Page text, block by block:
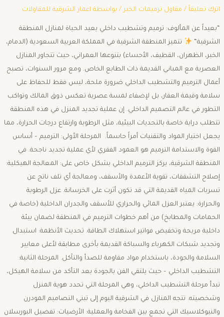
اترك تعليقاً / مقاول ترميمات الخبر / بواسطة اعمار الشرقية للمقاولات
“بعيداً عن المألوف: ترميم وتشطيب داخلي يعيد الحياة لمنازل المنطقة
الشرقية“
تتميز المنطقة الشرقية في المملكة العربية السعودية (الدمام،
الخبر، الظهران، القطيف، الأحساء) بتنوعها العمراني، حيث تتجاور المنازل
العصرية مع المباني القديمة ذات الطابع الخاص. ومع مرور السنوات، تصبح
أعمال الترميم والتشطيب الداخلي ضرورة ملحة، ليس فقط للحفاظ على
سلامة وقيمة العقار، بل لإضفاء لمسة عصرية تعكس ذوق المالك وتواكب
التطور في عالم التصميم الداخلي. ​إن عملية تجديد المنزل في هذه المنطقة
تتطلب دراية خاصة بالتحديات البيئية، مثل الرطوبة وارتفاع درجات الحرارة، مما
يجعل اختيار المواد والتقنيات أمراً حاسماً. ​ المرحلة الأولى: الترميم – أساس
القوة والاستدامة ​الترميم هو العمود الفقري لأي عملية تجديد ناجحة. في
المنطقة الشرقية، يركز الترميم الداخلي بشكل خاص على: ​المعالجة الهيكلية:
إصلاح التشققات، تقوية الأعمدة والأسقف، ومعالجة أي تلف ناتج عن
تسربات المياه القديمة التي قد تكون أثرت على الخرسانة. ​عزل الرطوبة
والحرارة: يعتبر العزل المائي والحراري للأسقف والجدران الداخلية (خاصة في
الحمامات والمطابخ) من أهم خطوات الترميم في المنطقة لضمان بيئة
داخلية مريحة وتخفيض فواتير استهلاك الطاقة. ​تحديث الأنظمة: استبدال
وتجديد شبكات الكهرباء والسباكة القديمة بأخرى مطابقة لأعلى معايير
السلامة والجودة، باستخدام مواد مقاومة للصدأ والتآكل. ​المرحلة الثانية:
التشطيب الداخلي – حيث يلتقي الفن بالجودة ​بعد التأكد من سلامة الهيكل،
تبدأ مرحلة التشطيب الداخلي، وهي المرحلة التي تحدد هوية المنزل
وشخصيته. تتجه المنازل في الشرقية اليوم إلى تبني التصاميم المودرن
والنيوكلاسيك التي تجمع بين الفخامة والعملية: ​الأرضيات: تفضيل البورسلان